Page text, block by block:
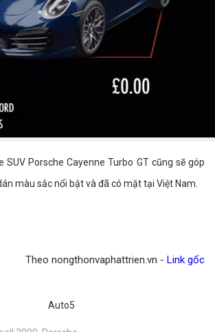
SUV Porsche Cayenne Turbo GT cũng sẽ góp
màu sắc nổi bật và đã có mặt tại Việt Nam.
Theo nongthonvaphattrien.vn - Link gốc
Auto5